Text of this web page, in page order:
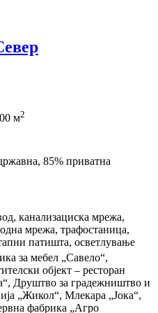
м2
85% приватна
канализациска мрежа,
мрежа, трафостаница,
патишта, осветлување
за мебел „Савело“,
објект – ресторан
Друштво за градежништво и
„Жикол“, Млекара „Јока“,
фабрика „Агро